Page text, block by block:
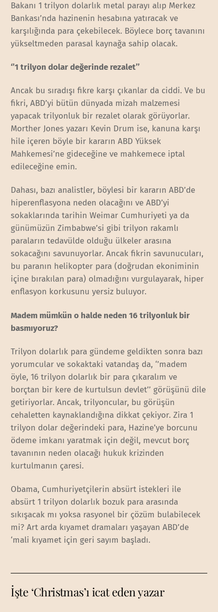
Bakanı 1 trilyon dolarlık metal parayı alıp Merkez
Bankası’nda hazinenin hesabına yatıracak ve
karşılığında para çekebilecek. Böylece borç tavanını
yükseltmeden parasal kaynağa sahip olacak.
‘’1 trilyon dolar değerinde rezalet’’
Ancak bu sıradışı fikre karşı çıkanlar da ciddi. Ve bu
fikri, ABD’yi bütün dünyada mizah malzemesi
yapacak trilyonluk bir rezalet olarak görüyorlar.
Morther Jones yazarı Kevin Drum ise, kanuna karşı
hile içeren böyle bir kararın ABD Yüksek
Mahkemesi’ne gideceğine ve mahkemece iptal
edileceğine emin.
Dahası, bazı analistler, böylesi bir kararın ABD’de
hiperenflasyona neden olacağını ve ABD’yi
sokaklarında tarihin Weimar Cumhuriyeti ya da
günümüzün Zimbabwe’si gibi trilyon rakamlı
paraların tedavülde olduğu ülkeler arasına
sokacağını savunuyorlar. Ancak fikrin savunucuları,
bu paranın helikopter para (doğrudan ekoniminin
içine bırakılan para) olmadığını vurgulayarak, hiper
enflasyon korkusunu yersiz buluyor.
Madem mümkün o halde neden 16 trilyonluk bir
basmıyoruz?
Trilyon dolarlık para gündeme geldikten sonra bazı
yorumcular ve sokaktaki vatandaş da, ‘’madem
öyle, 16 trilyon dolarlık bir para çıkaralım ve
borçtan bir kere de kurtulsun devlet’’ görüşünü dile
getiriyorlar. Ancak, trilyoncular, bu görüşün
cehaletten kaynaklandığına dikkat çekiyor. Zira 1
trilyon dolar değerindeki para, Hazine’ye borcunu
ödeme imkanı yaratmak için değil, mevcut borç
tavanının neden olacağı hukuk krizinden
kurtulmanın çaresi.
Obama, Cumhuriyetçilerin absürt istekleri ile
absürt 1 trilyon dolarlık bozuk para arasında
sıkışacak mı yoksa rasyonel bir çözüm bulabilecek
mi? Art arda kıyamet dramaları yaşayan ABD’de
‘mali kıyamet için geri sayım başladı.
İşte ‘Christmas’ı icat eden yazar